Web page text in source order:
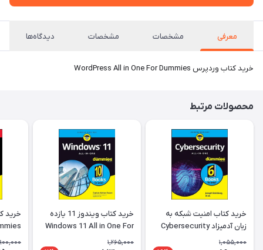
معرفی مشخصات مشخصات دیدگاه‌ها
خرید کتاب وردپرس WordPress All in One For Dummies
محصولات مرتبط
خرید کتاب امنیت شبکه به
زبان آدمیزاد Cybersecurity
All in One For Dummies
1,055,000
خرید کتاب ویندوز 11 یازده
Windows 11 All in One For
1,265,000 آدمیزاد